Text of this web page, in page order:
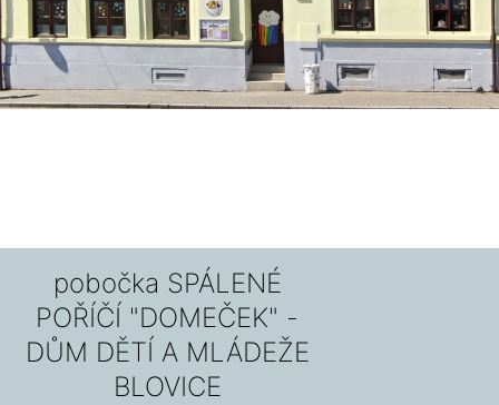
pobočka SPÁLENÉ
POŘÍČÍ "DOMEČEK" -
DŮM DĚTÍ A MLÁDEŽE
BLOVICE